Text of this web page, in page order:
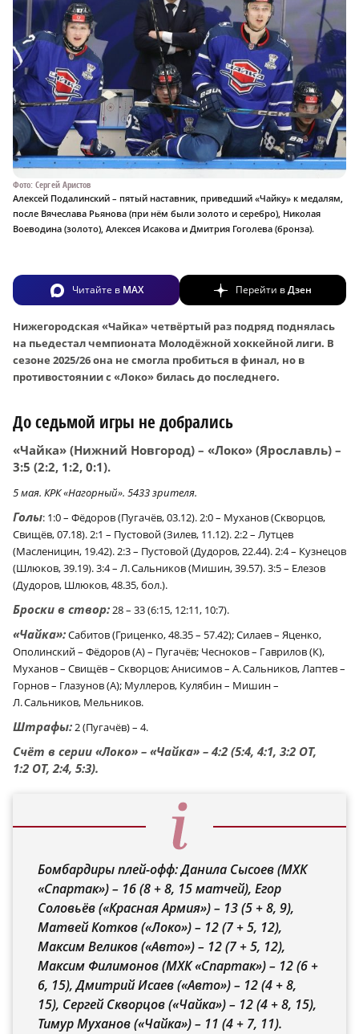
Фото: Сергей Аристов
Алексей Подалинский – пятый наставник, приведший «Чайку» к медалям,
после Вячеслава Рьянова (при нём были золото и серебро), Николая
Воеводина (золото), Алексея Исакова и Дмитрия Гоголева (бронза).
Читайте в MAX Перейти вДзен
Нижегородская «Чайка» четвёртый раз подряд поднялась
на пьедестал чемпионата Молодёжной хоккейной лиги. В
сезоне 2025/26 она не смогла пробиться в финал, но в
противостоянии с «Локо» билась до последнего.
До седьмой игры не добрались
«Чайка» (Нижний Новгород) – «Локо» (Ярославль) –
3:5 (2:2, 1:2, 0:1).
5 мая. КРК «Нагорный». 5433 зрителя.
Голы: 1:0 – Фёдоров (Пугачёв, 03.12). 2:0 – Муханов (Скворцов,
Свищёв, 07.18). 2:1 – Пустовой (Зилев, 11.12). 2:2 – Лутцев
(Масленицин, 19.42). 2:3 – Пустовой (Дудоров, 22.44). 2:4 – Кузнецов
(Шлюков, 39.19). 3:4 – Л. Сальников (Мишин, 39.57). 3:5 – Елезов
(Дудоров, Шлюков, 48.35, бол.).
Броски в створ:28 – 33 (6:15, 12:11, 10:7).
«Чайка»:Сабитов (Гриценко, 48.35 – 57.42); Силаев – Яценко,
Ополинский – Фёдоров (А) – Пугачёв; Чесноков – Гаврилов (К),
Муханов – Свищёв – Скворцов; Анисимов – А. Сальников, Лаптев –
Горнов – Глазунов (А); Муллеров, Кулябин – Мишин –
Л. Сальников, Мельников.
Штрафы:2 (Пугачёв) – 4.
Счёт в серии «Локо» – «Чайка» – 4:2 (5:4, 4:1, 3:2 ОТ,
1:2 ОТ, 2:4, 5:3).
Бомбардиры плей-офф: Данила Сысоев (МХК
«Спартак») – 16 (8 + 8, 15 матчей), Егор
Соловьёв («Красная Армия») – 13 (5 + 8, 9),
Матвей Котков («Локо») – 12 (7 + 5, 12),
Максим Великов («Авто») – 12 (7 + 5, 12),
Максим Филимонов (МХК «Спартак») – 12 (6 +
6, 15), Дмитрий Исаев («Авто») – 12 (4 + 8,
15), Сергей Скворцов («Чайка») – 12 (4 + 8, 15),
Тимур Муханов («Чайка») – 11 (4 + 7, 11).